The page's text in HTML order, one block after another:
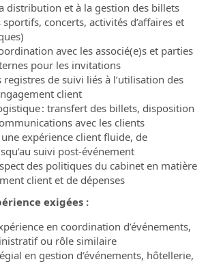
distribution et à la gestion des billets
concerts, activités d’affaires et
avec les associé(e)s et parties
pour les invitations
de suivi liés à l’utilisation des
client
: transfert des billets, disposition
avec les clients
expérience client fluide, de
suivi post-événement
des politiques du cabinet en matière
client et de dépenses
exigées :
en coordination d’événements,
ou rôle similaire
en gestion d’événements, hôtellerie,